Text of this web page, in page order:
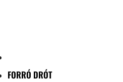
FORRÓ DRÓT